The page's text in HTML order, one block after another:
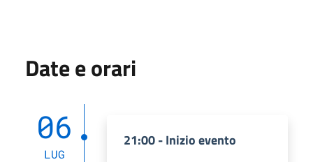
Date e orari
06
LUG
21:00 - Inizio evento